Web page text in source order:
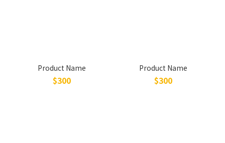
Product Name
$300
Product Name
$300